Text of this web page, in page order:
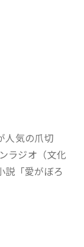
人気の爪切
ラジオ（文化
説「愛がぼろ